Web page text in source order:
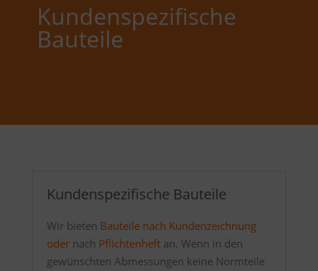
Kundenspezifische
Bauteile
Kundenspezifische Bauteile
Wir bieten Bauteile nach Kundenzeichnung
odernach Pflichtenheftan. Wenn in den
gewünschten Abmessungen keine Normteile